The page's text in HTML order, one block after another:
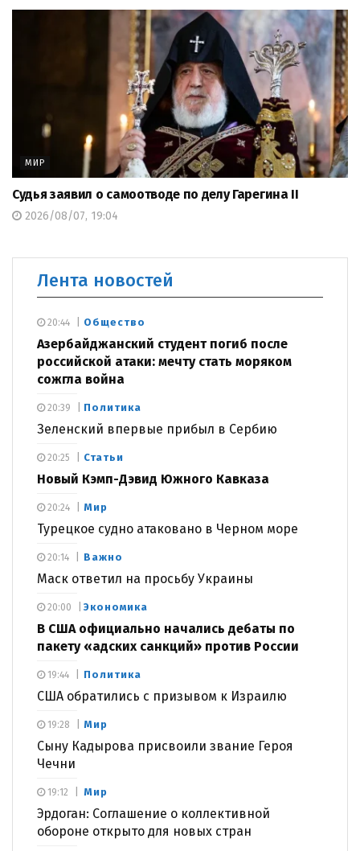
МИР
Судья заявил о самоотводе по делу Гарегина II
2026/08/07, 19:04
Лента новостей
Общество
Азербайджанский студент погиб после
российской атаки: мечту стать моряком
сожгла война
20:44
Политика
Зеленский впервые прибыл в Сербию
20:39
Статьи
Новый Кэмп-Дэвид Южного Кавказа
20:25
Мир
Турецкое судно атаковано в Черном море
20:24
Важно
Маск ответил на просьбу Украины
20:14
Экономика
В США официально начались дебаты по
пакету «адских санкций» против России
20:00
Политика
США обратились с призывом к Израилю
19:44
Мир
Сыну Кадырова присвоили звание Героя
Чечни
19:28
Мир
Эрдоган: Соглашение о коллективной
обороне открыто для новых стран
19:12